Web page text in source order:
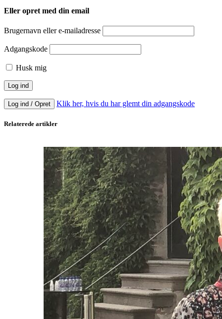
Eller opret med din email
Brugernavn eller e-mailadresse
Adgangskode
Husk mig
Log ind / Opret Klik her, hvis du har glemt din adgangskode
Relaterede artikler